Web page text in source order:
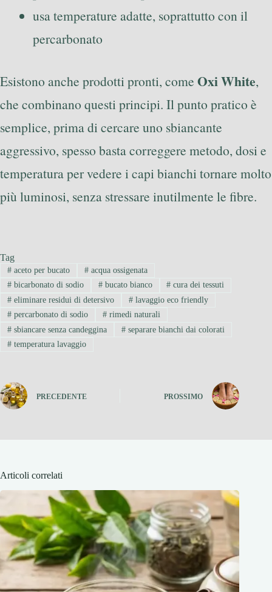
usa temperature adatte, soprattutto con il
percarbonato
Esistono anche prodotti pronti, come Oxi White,
che combinano questi principi. Il punto pratico è
semplice, prima di cercare uno sbiancante
aggressivo, spesso basta correggere metodo, dosi e
temperatura per vedere i capi bianchi tornare molto
più luminosi, senza stressare inutilmente le fibre.
Tag
#aceto per bucato #acqua ossigenata
#bicarbonato di sodio #bucato bianco # cura dei tessuti
#eliminare residui di detersivo #lavaggio eco friendly
#percarbonato di sodio #rimedi naturali
#sbiancare senza candeggina #separare bianchi dai colorati
#temperatura lavaggio
PRECEDENTE PROSSIMO
Articoli correlati